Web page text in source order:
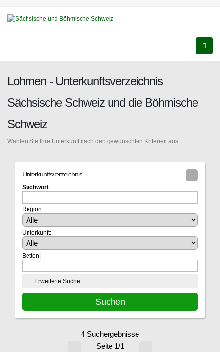
Lohmen - Unterkunftsverzeichnis
Sächsische Schweiz und die Böhmische
Schweiz
Wählen Sie Ihre Unterkunft nach den gewünschten Kriterien aus.
Unterkunftsverzeichnis
Suchwort:
Region:
Unterkunft:
Betten:
Erweiterte Suche
4 Suchergebnisse
Seite 1/1